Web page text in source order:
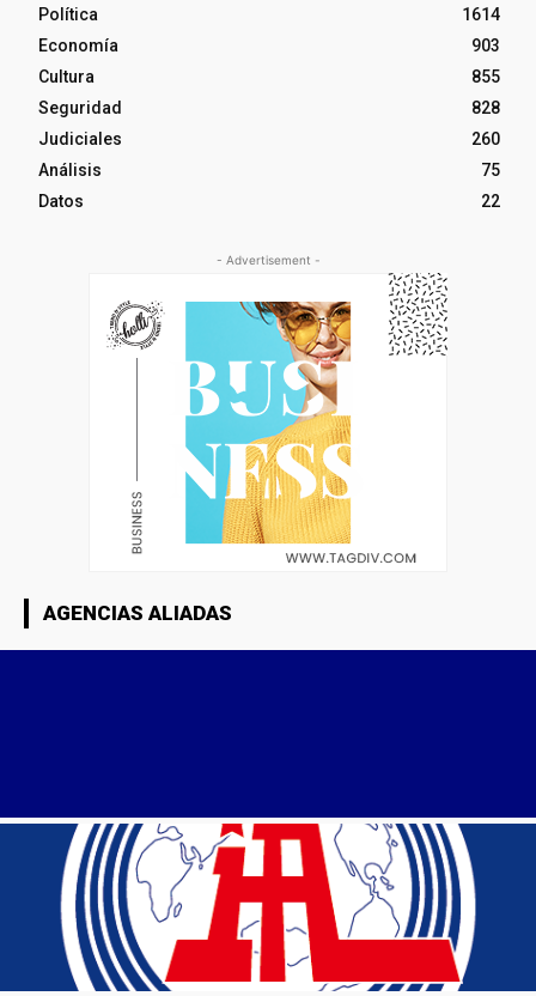
Política
1614
Economía
903
Cultura
855
Seguridad
828
Judiciales
260
Análisis
75
Datos
22
- Advertisement -
AGENCIAS ALIADAS